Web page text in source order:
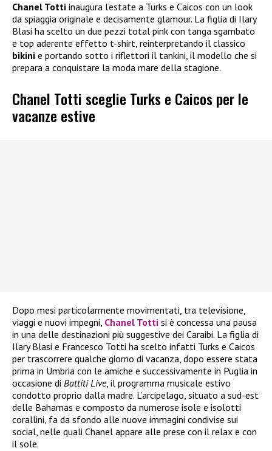
Chanel Totti inaugura l’estate a Turks e Caicos con un look
da spiaggia originale e decisamente glamour. La figlia di Ilary
Blasi ha scelto un due pezzi total pink con tanga sgambato
e top aderente effetto t-shirt, reinterpretando il classico
bikini e portando sotto i riflettori il tankini, il modello che si
prepara a conquistare la moda mare della stagione.
Chanel Totti sceglie Turks e Caicos per le
vacanze estive
Dopo mesi particolarmente movimentati, tra televisione,
viaggi e nuovi impegni, Chanel Totti si è concessa una pausa
in una delle destinazioni più suggestive dei Caraibi. La figlia di
Ilary Blasi e Francesco Totti ha scelto infatti Turks e Caicos
per trascorrere qualche giorno di vacanza, dopo essere stata
prima in Umbria con le amiche e successivamente in Puglia in
occasione di Battiti Live, il programma musicale estivo
condotto proprio dalla madre. L’arcipelago, situato a sud-est
delle Bahamas e composto da numerose isole e isolotti
corallini, fa da sfondo alle nuove immagini condivise sui
social, nelle quali Chanel appare alle prese con il relax e con
il sole.